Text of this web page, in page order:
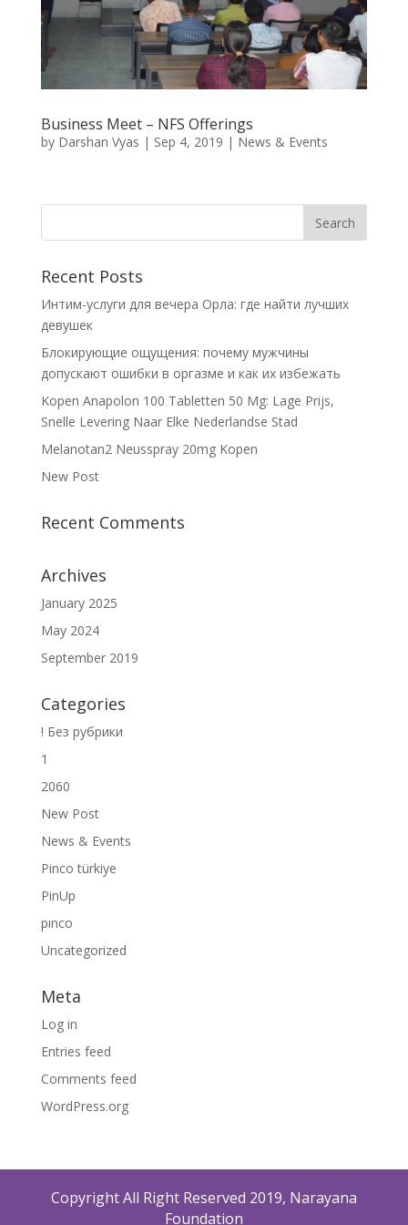
Business Meet – NFS Offerings
by Darshan Vyas | Sep 4, 2019 | News & Events
Recent Posts
Интим-услуги для вечера Орла: где найти лучших
девушек
Блокирующие ощущения: почему мужчины
допускают ошибки в оргазме и как их избежать
Kopen Anapolon 100 Tabletten 50 Mg: Lage Prijs,
Snelle Levering Naar Elke Nederlandse Stad
Melanotan2 Neusspray 20mg Kopen
New Post
Recent Comments
Archives
January 2025
May 2024
September 2019
Categories
! Без рубрики
1
2060
New Post
News & Events
Pinco türkiye
PinUp
pınco
Uncategorized
Meta
Log in
Entries feed
Comments feed
WordPress.org
Copyright All Right Reserved 2019, Narayana
Foundation